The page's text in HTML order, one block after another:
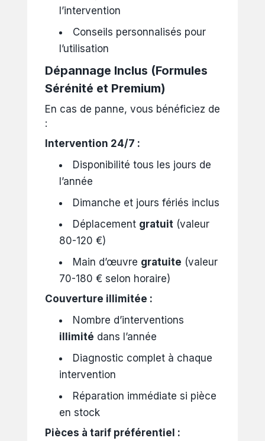
l’intervention
Conseils personnalisés pour
l’utilisation
Dépannage Inclus (Formules
Sérénité et Premium)
En cas de panne, vous bénéficiez de
:
Intervention 24/7 :
Disponibilité tous les jours de
l’année
Dimanche et jours fériés inclus
Déplacement gratuit (valeur
80-120 €)
Main d’œuvre gratuite (valeur
70-180 € selon horaire)
Couverture illimitée :
Nombre d’interventions
illimité dans l’année
Diagnostic complet à chaque
intervention
Réparation immédiate si pièce
en stock
Pièces à tarif préférentiel :